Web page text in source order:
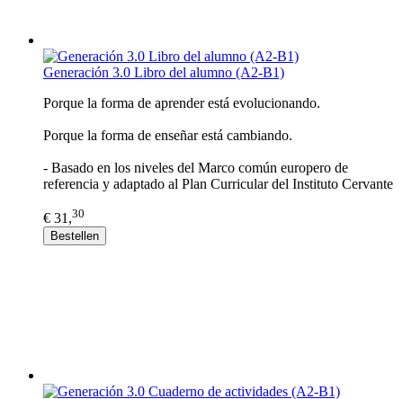
Generación 3.0 Libro del alumno (A2-B1)
Porque la forma de aprender está evolucionando.
Porque la forma de enseñar está cambiando.
- Basado en los niveles del Marco común europero de
referencia y adaptado al Plan Curricular del Instituto Cervante
€ 31,30
Bestellen